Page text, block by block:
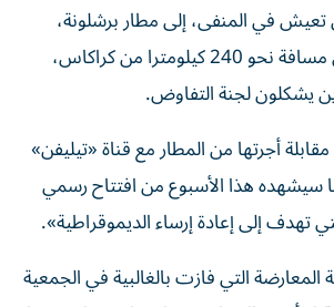
في المنفى، إلى مطار برشلونة،
وهي مدينة تقع على مسافة نحو 240 كيلومترا من كراكاس،
يشكلون لجنة التفاوض.
أجرتها من المطار مع قناة «تيليفن»
ما سيشهده هذا الأسبوع من افتتاح رسمي
تهدف إلى إعادة إرساء الديموقراطية».
المعارضة التي فازت بالغالبية في الجمعية